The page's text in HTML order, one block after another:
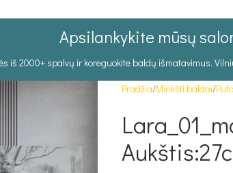
Apsilankykite mūsų
iš 2000+ spalvų ir koreguokite baldų išmatavimus.
Pradžia Minkšti baldai